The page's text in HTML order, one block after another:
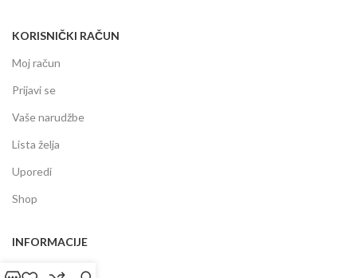
KORISNIČKI RAČUN
Moj račun
Prijavi se
Vaše narudžbe
Lista želja
Uporedi
Shop
INFORMACIJE
Prodajni centar